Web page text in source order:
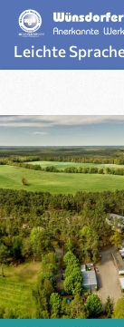
Leichte